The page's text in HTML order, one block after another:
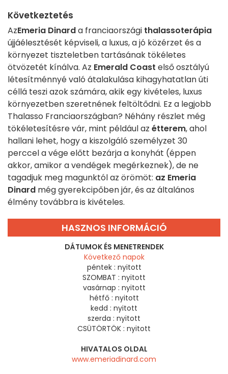
Következtetés
AzEmeria Dinarda franciaországi thalassoterápia
újjáélesztését képviseli, a luxus, a jó közérzet és a
környezet tiszteletben tartásának tökéletes
ötvözetét kínálva. Az Emerald Coast első osztályú
létesítménnyé való átalakulása kihagyhatatlan úti
céllá teszi azok számára, akik egy kivételes, luxus
környezetben szeretnének feltöltődni. Ez a legjobb
Thalasso Franciaországban? Néhány részlet még
tökéletesítésre vár, mint például az étterem, ahol
hallani lehet, hogy a kiszolgáló személyzet 30
perccel a vége előtt bezárja a konyhát (éppen
akkor, amikor a vendégek megérkeznek), de ne
tagadjuk meg magunktól az örömöt: az Emeria
Dinard még gyerekcipőben jár, és az általános
élmény továbbra is kivételes.
HASZNOS INFORMÁCIÓ
DÁTUMOK ÉS MENETRENDEK
Következő napok
péntek : nyitott
SZOMBAT : nyitott
vasárnap : nyitott
hétfő : nyitott
kedd : nyitott
szerda : nyitott
CSÜTÖRTÖK : nyitott
HIVATALOS OLDAL
www.emeriadinard.com